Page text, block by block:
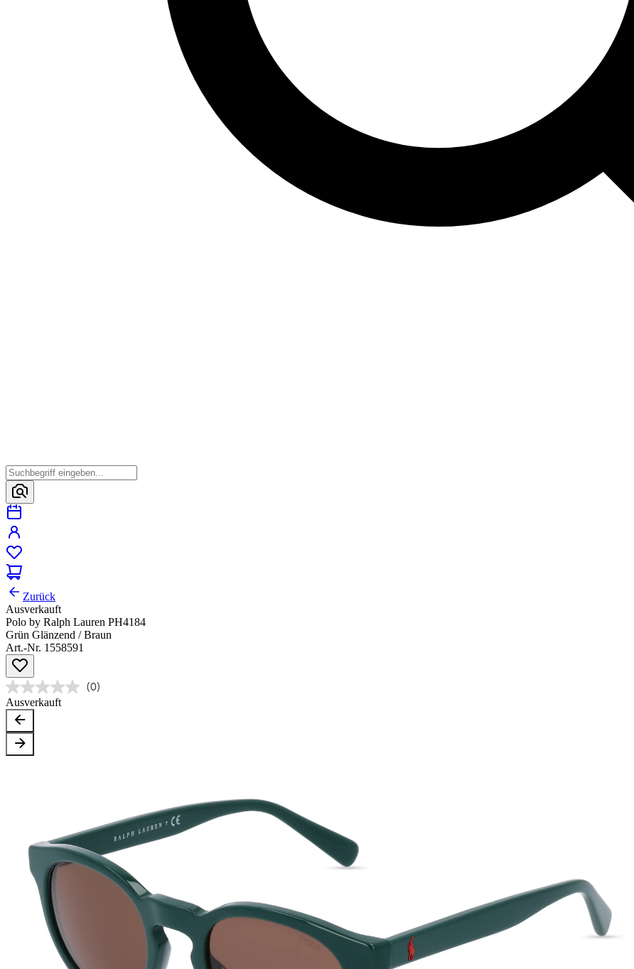
Zurück
Ausverkauft
Polo by Ralph Lauren PH4184
Grün Glänzend / Braun
Art.-Nr. 1558591
(0)
Ausverkauft